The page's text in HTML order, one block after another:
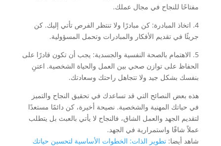
مفتاحًا للنجاح في مجال عملك.
4. اتخاذ المبادرة: كن مبادرًا ولا تنتظر الفرص تأتي إليك. كن
جريئًا في تقديم الأفكار والمبادرات وتحمل المسؤولية.
5. الاهتمام بالصحة النفسية والجسدية: يجب أن تكون قادرًا على
الحفاظ على توازن صحي بين العمل والحياة الشخصية. اعتنِ
بنفسك بشكل جيد ولا تتجاهل راحتك وسعادتك.
هذه بعض النصائح التي قد تساعدك في تحقيق النجاح والتميز
في حياتك المهنية والشخصية. نصيحة أخيرة، كن دائمًا مستعدًا
لتقديم الجهد والعمل الشاق، فالنجاح لا يأتي بالعبث بل يتطلب
عملاً شاقًا واستمرارية في الجهد.
شاهد أيضا: تطوير الذات: الخطوات الأساسية لتحسين حياتك